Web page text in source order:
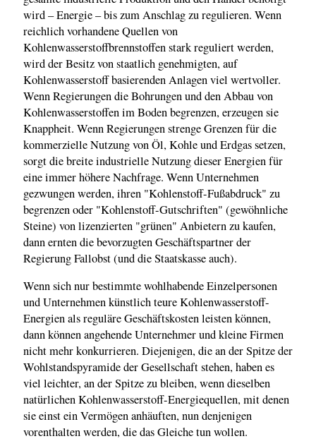
wird – Energie – bis zum Anschlag zu regulieren. Wenn
reichlich vorhandene Quellen von
Kohlenwasserstoffbrennstoffen stark reguliert werden,
wird der Besitz von staatlich genehmigten, auf
Kohlenwasserstoff basierenden Anlagen viel wertvoller.
Wenn Regierungen die Bohrungen und den Abbau von
Kohlenwasserstoffen im Boden begrenzen, erzeugen sie
Knappheit. Wenn Regierungen strenge Grenzen für die
kommerzielle Nutzung von Öl, Kohle und Erdgas setzen,
sorgt die breite industrielle Nutzung dieser Energien für
eine immer höhere Nachfrage. Wenn Unternehmen
gezwungen werden, ihren "Kohlenstoff-Fußabdruck" zu
begrenzen oder "Kohlenstoff-Gutschriften" (gewöhnliche
Steine) von lizenzierten "grünen" Anbietern zu kaufen,
dann ernten die bevorzugten Geschäftspartner der
Regierung Fallobst (und die Staatskasse auch).
Wenn sich nur bestimmte wohlhabende Einzelpersonen
und Unternehmen künstlich teure Kohlenwasserstoff-
Energien als reguläre Geschäftskosten leisten können,
dann können angehende Unternehmer und kleine Firmen
nicht mehr konkurrieren. Diejenigen, die an der Spitze der
Wohlstandspyramide der Gesellschaft stehen, haben es
viel leichter, an der Spitze zu bleiben, wenn dieselben
natürlichen Kohlenwasserstoff-Energiequellen, mit denen
sie einst ein Vermögen anhäuften, nun denjenigen
vorenthalten werden, die das Gleiche tun wollen.